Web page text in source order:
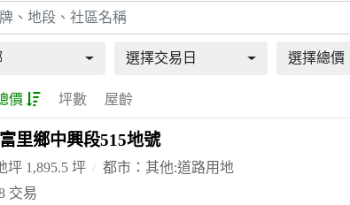
選擇交易日 選擇總價
價 坪數 屋齡
里鄉中興段515地號
坪 1,895.5 坪
都市：其他:道路用地
交易